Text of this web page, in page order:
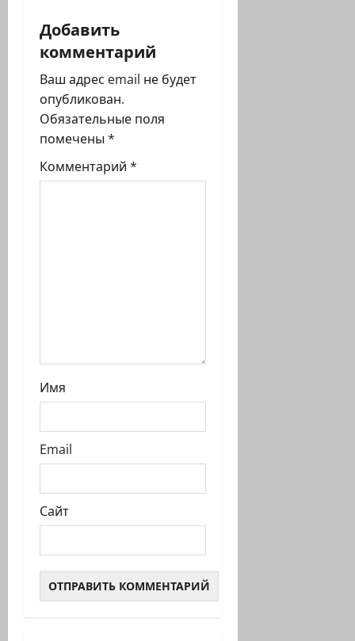
ц
и
я
з
а
п
Добавить
комментарий
Ваш адрес email не будет
опубликован.
Обязательные поля
помечены *
Комментарий *
Имя
Email
Сайт